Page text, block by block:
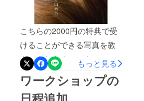
こちらの2000円の特典で受
けることができる写真を教
えてもらえるワークショッ
プの日程を以下に追加しま
した。○日時 ７月８日
もっと見る
ワークショップの